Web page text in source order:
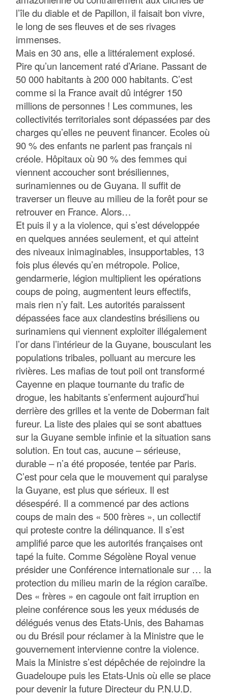
l’île du diable et de Papillon, il faisait bon vivre,
le long de ses fleuves et de ses rivages
immenses.
Mais en 30 ans, elle a littéralement explosé.
Pire qu’un lancement raté d’Ariane. Passant de
50 000 habitants à 200 000 habitants. C’est
comme si la France avait dû intégrer 150
millions de personnes ! Les communes, les
collectivités territoriales sont dépassées par des
charges qu’elles ne peuvent financer. Ecoles où
90 % des enfants ne parlent pas français ni
créole. Hôpitaux où 90 % des femmes qui
viennent accoucher sont brésiliennes,
surinamiennes ou de Guyana. Il suffit de
traverser un fleuve au milieu de la forêt pour se
retrouver en France. Alors…
Et puis il y a la violence, qui s’est développée
en quelques années seulement, et qui atteint
des niveaux inimaginables, insupportables, 13
fois plus élevés qu’en métropole. Police,
gendarmerie, légion multiplient les opérations
coups de poing, augmentent leurs effectifs,
mais rien n’y fait. Les autorités paraissent
dépassées face aux clandestins brésiliens ou
surinamiens qui viennent exploiter illégalement
l’or dans l’intérieur de la Guyane, bousculant les
populations tribales, polluant au mercure les
rivières. Les mafias de tout poil ont transformé
Cayenne en plaque tournante du trafic de
drogue, les habitants s’enferment aujourd’hui
derrière des grilles et la vente de Doberman fait
fureur. La liste des plaies qui se sont abattues
sur la Guyane semble infinie et la situation sans
solution. En tout cas, aucune – sérieuse,
durable – n’a été proposée, tentée par Paris.
C’est pour cela que le mouvement qui paralyse
la Guyane, est plus que sérieux. Il est
désespéré. Il a commencé par des actions
coups de main des « 500 frères », un collectif
qui proteste contre la délinquance. Il s’est
amplifié parce que les autorités françaises ont
tapé la fuite. Comme Ségolène Royal venue
présider une Conférence internationale sur … la
protection du milieu marin de la région caraïbe.
Des « frères » en cagoule ont fait irruption en
pleine conférence sous les yeux médusés de
délégués venus des Etats-Unis, des Bahamas
ou du Brésil pour réclamer à la Ministre que le
gouvernement intervienne contre la violence.
Mais la Ministre s’est dépêchée de rejoindre la
Guadeloupe puis les Etats-Unis où elle se place
pour devenir la future Directeur du P.N.U.D.